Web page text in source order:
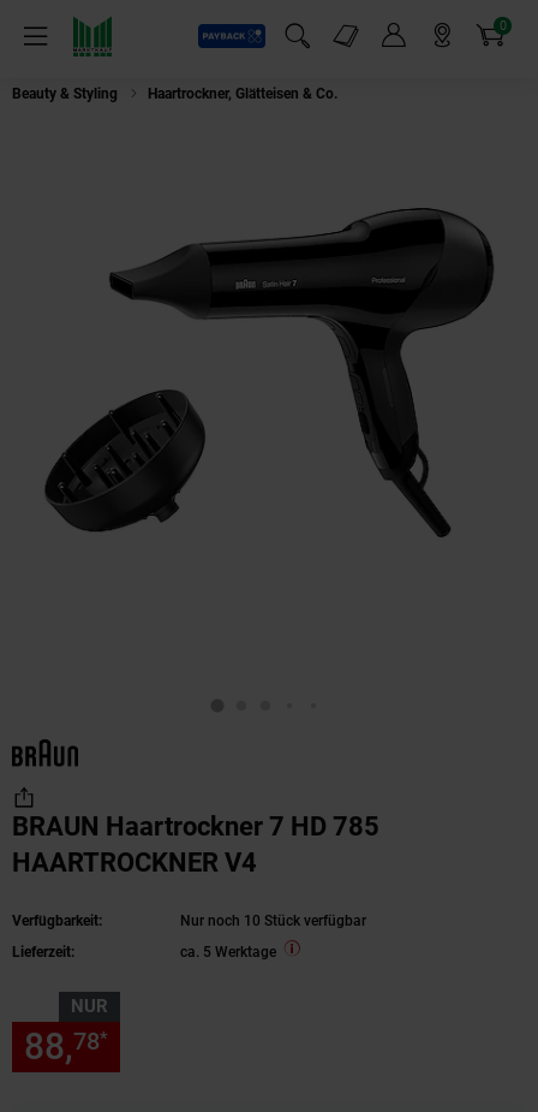
Menü
Payback
Suchfeld einblenden
Markt-Angebote 0
Artikel
Beauty & Styling Haartrockner, Glätteisen & Co.
BRAUN Haartrockner 7 HD 785
HAARTROCKNER V4
Verfügbarkeit:
Nur noch 10 Stück verfügbar
Lieferzeit:
ca. 5 Werktage
NUR
88,78*